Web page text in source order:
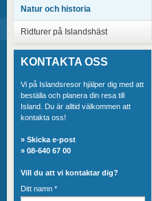
Natur och historia
Ridturer på Islandshäst
KONTAKTA OSS
Vi på Islandsresor hjälper dig med att
beställa och planera din resa till
Island. Du är alltid välkommen att
kontakta oss!
» Skicka e-post
» 08-640 67 00
Vill du att vi kontaktar dig?
Ditt namn *